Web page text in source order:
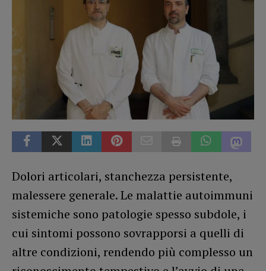
Dolori articolari, stanchezza persistente,
malessere generale. Le malattie autoimmuni
sistemiche sono patologie spesso subdole, i
cui sintomi possono sovrapporsi a quelli di
altre condizioni, rendendo più complesso un